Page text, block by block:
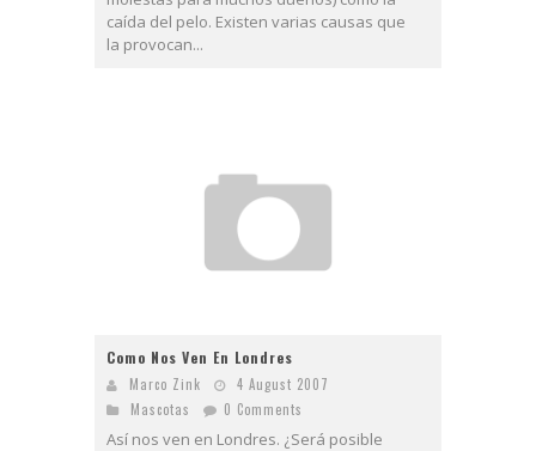
caída del pelo. Existen varias causas que
la provocan...
Como Nos Ven En Londres
Marco Zink
4 August 2007
Mascotas
0 Comments
Así nos ven en Londres. ¿Será posible